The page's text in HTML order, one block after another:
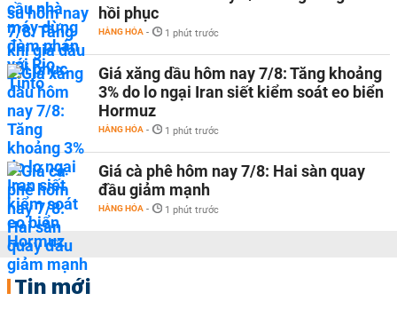
hồi phục
HÀNG HÓA - 1 phút trước
Giá xăng dầu hôm nay 7/8: Tăng khoảng
3% do lo ngại Iran siết kiểm soát eo biển
Hormuz
HÀNG HÓA - 1 phút trước
Giá cà phê hôm nay 7/8: Hai sàn quay
đầu giảm mạnh
HÀNG HÓA - 1 phút trước
Tin mới